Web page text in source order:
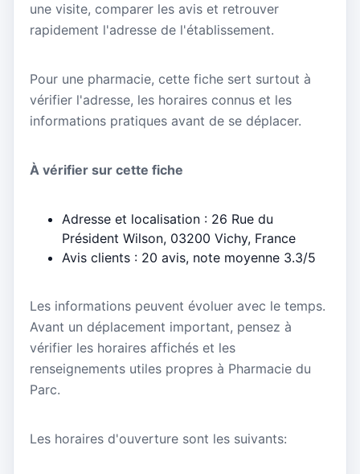
une visite, comparer les avis et retrouver
rapidement l'adresse de l'établissement.
Pour une pharmacie, cette fiche sert surtout à
vérifier l'adresse, les horaires connus et les
informations pratiques avant de se déplacer.
À vérifier sur cette fiche
Adresse et localisation : 26 Rue du
Président Wilson, 03200 Vichy, France
Avis clients : 20 avis, note moyenne 3.3/5
Les informations peuvent évoluer avec le temps.
Avant un déplacement important, pensez à
vérifier les horaires affichés et les
renseignements utiles propres à Pharmacie du
Parc.
Les horaires d'ouverture sont les suivants: